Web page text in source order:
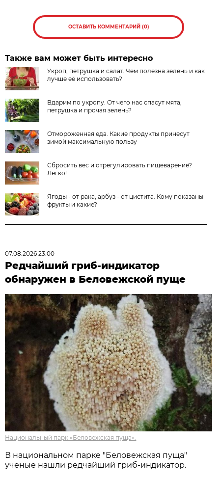
ОСТАВИТЬ КОММЕНТАРИЙ (0)
Также вам может быть интересно
Укроп, петрушка и салат. Чем полезна зелень и как
лучше её использовать?
Вдарим по укропу. От чего нас спасут мята,
петрушка и прочая зелень?
Отмороженная еда. Какие продукты принесут
зимой максимальную пользу
Сбросить вес и отрегулировать пищеварение?
Легко!
Ягоды - от рака, арбуз - от цистита. Кому показаны
фрукты и какие?
07.08.2026 23:00
Редчайший гриб-индикатор
обнаружен в Беловежской пуще
Национальный парк «Беловежская пуща».
В национальном парке "Беловежская пуща"
ученые нашли редчайший гриб-индикатор.